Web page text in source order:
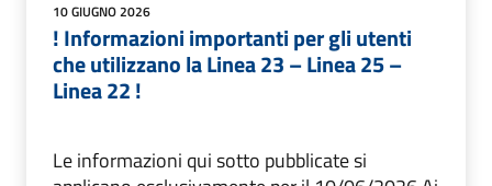
10 GIUGNO 2026
! Informazioni importanti per gli utenti
che utilizzano la Linea 23 – Linea 25 –
Linea 22 !
Le informazioni qui sotto pubblicate si